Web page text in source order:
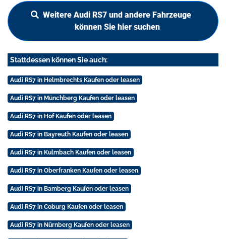
Weitere Audi RS7 und andere Fahrzeuge
können Sie hier suchen
Stattdessen können Sie auch:
Audi RS7 in Helmbrechts Kaufen oder leasen
Audi RS7 in Münchberg Kaufen oder leasen
Audi RS7 in Hof Kaufen oder leasen
Audi RS7 in Bayreuth Kaufen oder leasen
Audi RS7 in Kulmbach Kaufen oder leasen
Audi RS7 in Oberfranken Kaufen oder leasen
Audi RS7 in Bamberg Kaufen oder leasen
Audi RS7 in Coburg Kaufen oder leasen
Audi RS7 in Nürnberg Kaufen oder leasen